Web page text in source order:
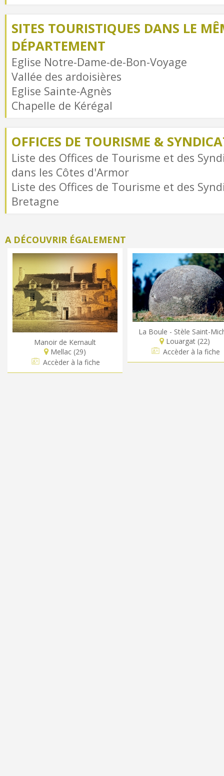
SITES TOURISTIQUES DANS LE
DÉPARTEMENT
Eglise Notre-Dame-de-Bon-Voyage
Vallée des ardoisières
Eglise Sainte-Agnès
Chapelle de Kérégal
OFFICES DE TOURISME &
Liste des Offices de Tourisme et des
dans les Côtes d'Armor
Liste des Offices de Tourisme et des
Bretagne
A DÉCOUVRIR ÉGALEMENT
Manoir de Kernault
Mellac (29)
Accèder à la fiche
La Boule - Stèle Saint-
Louargat (22)
Accèder à la fiche